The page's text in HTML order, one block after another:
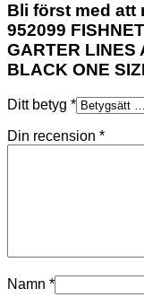
Bli först med att
952099
GARTER LINES
BLACK ONE
Ditt betyg *
Din recension *
Namn *